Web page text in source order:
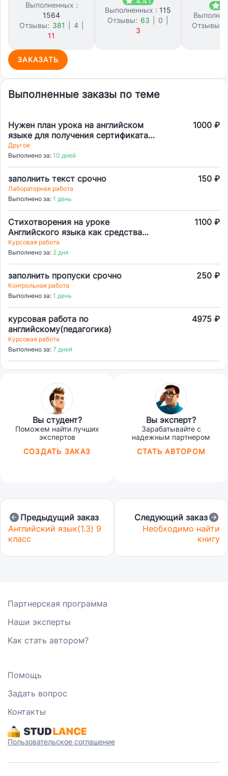
Выполненных :
1564
Отзывы: 381 4
11
Выполненных : 115
Отзывы: 63 0
3
Отзывы:
ЗАКАЗАТЬ
Выполненные заказы по теме
Нужен план урока на английском
языке для получения сертификата
TEFL/TESOL
1000 ₽
Другое
Выполнено за: 10 дней
заполнить текст срочно 150 ₽
Лабораторная работа
Выполнено за: 1 день
Стихотворения на уроке
Английского языка как средства
повышения мотивации младших
Школьников
1100 ₽
Курсовая работа
Выполнено за: 2 дня
заполнить пропуски срочно 250 ₽
Контрольная работа
Выполнено за: 1 день
курсовая работа по
английскому(педагогика)
4975 ₽
Курсовая работа
Выполнено за: 7 дней
Вы студент?
Поможем найти лучших
экспертов
СОЗДАТЬ ЗАКАЗ
Вы эксперт?
Зарабатывайте с
надежным партнером
СТАТЬ АВТОРОМ
Предыдущий заказ
Английский язык(1.3) 9
класс
Следующий заказ
Необходимо найти
книгу
Партнерская программа
Наши эксперты
Как стать автором?
Помощь
Задать вопрос
Контакты
Пользовательское соглашение